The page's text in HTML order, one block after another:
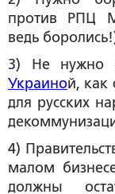
против РПЦ
ведь
3) Не нужно
Украиной, как
для русских
4)
малом
должны